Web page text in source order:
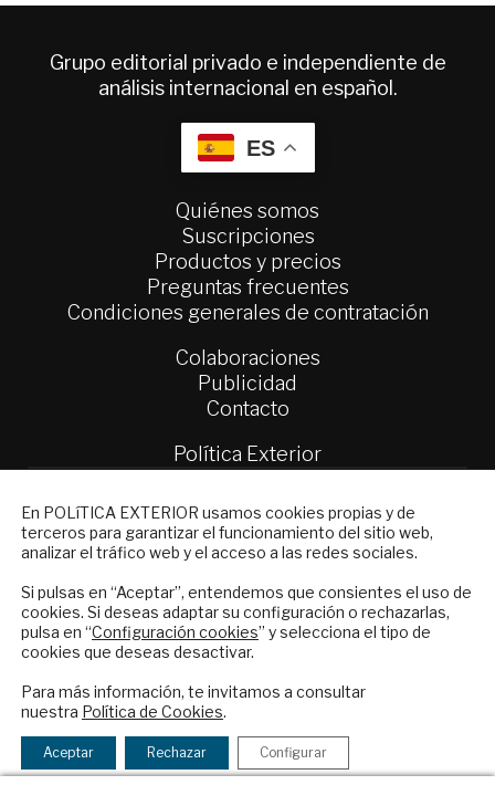
Grupo editorial privado e independiente de
análisis internacional en español.
ES
Quiénes somos
Suscripciones
Productos y precios
Preguntas frecuentes
Condiciones generales de contratación
Colaboraciones
Publicidad
Contacto
Política Exterior
Afkar/Ideas
© 2026 - Fundación Análisis de Política
Legal|Política de Privacidad y de Cookies
Financiado por el Programa KIT Digital. Plan de
Recuperación, Transformación y Resiliencia de
España Next Generation EU.​​
En POLíTICA EXTERIOR usamos cookies propias y de
terceros para garantizar el funcionamiento del sitio web,
analizar el tráfico web y el acceso a las redes sociales.
Si pulsas en “Aceptar”, entendemos que consientes el uso de
cookies. Si deseas adaptar su configuración o rechazarlas,
pulsa en “Configuración cookies” y selecciona el tipo de
cookies que deseas desactivar.
Para más información, te invitamos a consultar
nuestra Política de Cookies.
Aceptar Rechazar Configurar
NEWSLETTER
Suscríbase a nuestro boletín electrónico y
reciba en su correo el mejor análisis
internacional en español.
Checkbox
acepto
la
política de privacidad